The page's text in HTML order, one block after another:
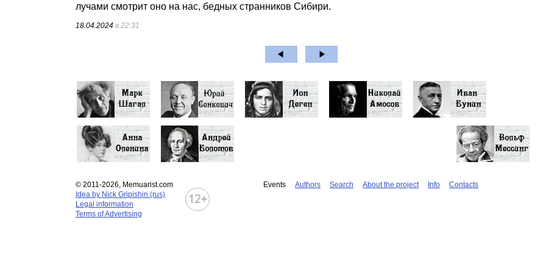
лучами смотрит оно на нас, бедных странников Сибири.
18.04.2024 в 22:31
© 2011-2026, Memuarist.com
Idea by Nick Gripishin (rus)
Legal information
Terms of Advertising
Events Authors Search About the project Info Contacts